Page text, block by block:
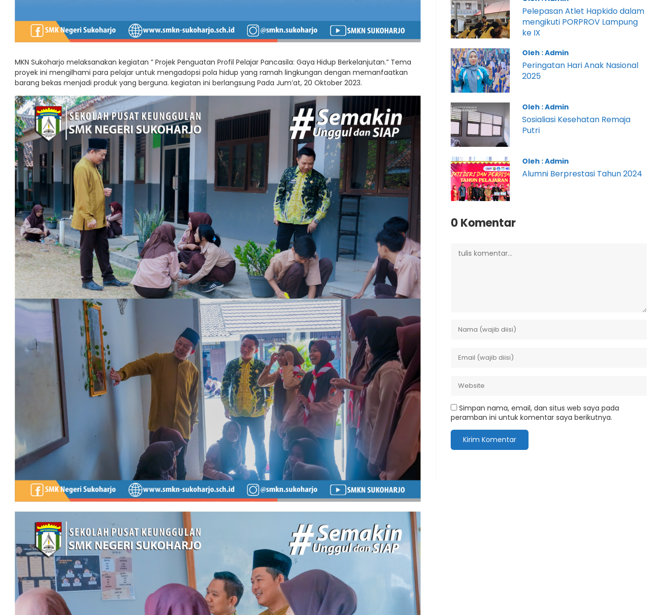
MKN Sukoharjo melaksanakan kegiatan ” Projek Penguatan Profil Pelajar Pancasila: Gaya Hidup Berkelanjutan.” Tema
proyek ini mengilhami para pelajar untuk mengadopsi pola hidup yang ramah lingkungan dengan memanfaatkan
barang bekas menjadi produk yang berguna. kegiatan ini berlangsung Pada Jum’at, 20 Oktober 2023.
Pelepasan Atlet Hapkido dalam
mengikuti PORPROV Lampung
ke IX
Oleh : Admin
Peringatan Hari Anak Nasional
2025
Oleh : Admin
Sosialiasi Kesehatan Remaja
Putri
Oleh : Admin
Alumni Berprestasi Tahun 2024
0 Komentar
Simpan nama, email, dan situs web saya pada
peramban ini untuk komentar saya berikutnya.